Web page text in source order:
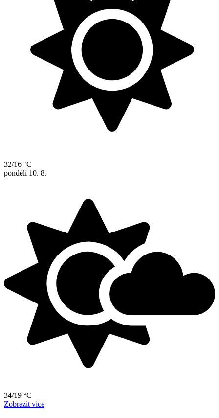
32/16 °C
pondělí 10. 8.
34/19 °C
Zobrazit více